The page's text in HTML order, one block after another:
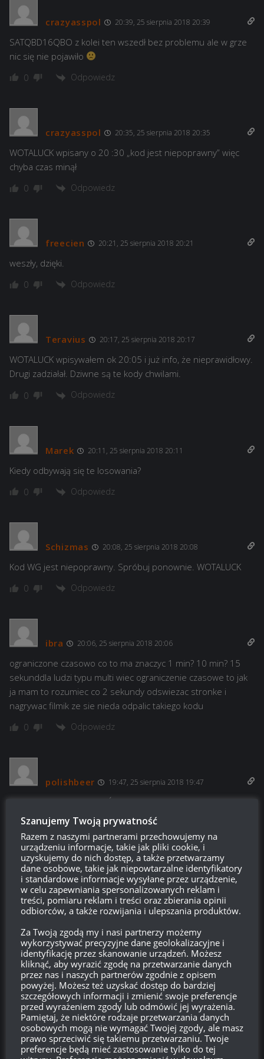
crazyasspol 20:39, 25 sierpnia 2018 20:39
SATQBD16QBO z kolei ten wszedł bez problemu ale w grze
nic się nie pojawiło
0 Odpowiedz
crazyasspol 20:35, 25 sierpnia 2018 20:35
WOTALUCK wpisany o 20 :30 „kod jest niepoprawny” więc
chyba czas minął
0 Odpowiedz
freecien 20:21, 25 sierpnia 2018 20:21
weszły, dzięki.
0 Odpowiedz
Teravius 20:17, 25 sierpnia 2018 20:17
WOTALUCK wpisywałem ok 20:05 i już info, że nieprawidłowy.
Drugi zadziałał. Dziwne są te kody chwilami.
0 Odpowiedz
Marek 20:11, 25 sierpnia 2018 20:11
Kiedy odbywają się te losowania?
0 Odpowiedz
Schizmas 20:08, 25 sierpnia 2018 20:08
Kod WG jest niepoprawny. Spróbuj ponownie. WOTALUCK
0 Odpowiedz
ibra 20:06, 25 sierpnia 2018 20:06
ograniczone czasowo co to ma znaczyc 1 min? 10 min? 15
sekunddla ludzi typu multi wiec ograniczenie czasowe to jak
ja mam to rozumiec co 2 sekundy odswiezac stronke i
nagrywac filmik ze sie nieda odpalic takiego kodu
0 Odpowiedz
polishbeer 19:47, 25 sierpnia 2018 19:47
LUDZIE CZYTAJCIE DO KOŃCA!! OBA KODY WCHODZĄ PO
MIMO KOMUNIKATU O BŁĘDZIE! ADMIN SAM NAPISAŁ NA
KOŃCU CYT. „Ważne: kody bonusowe są ograniczone
czasowo! Pomimo komunikatu o niepowodzeniu i
problemach technicznych na stronie – misja pojawi się w
kliencie!”
0 Odpowiedz
Luk4s 19:47, 25 sierpnia 2018 19:47
WOTALUCK „Nie można zrealizować kodu WG z powodów
technicznych.” natomiast rozumiem że z racji że to kod na
losowanie nie ma możliwości sprawdzenia czy faktycznie
zadziała bo nic nie pojawia się w samej grze.
SATQBD16QBO – kod zadziałał kilkuminutowym opóźnieniem
mimo komunikatu o błędzie
Szanujemy Twoją prywatność
Razem z naszymi partnerami przechowujemy na
urządzeniu informacje, takie jak pliki cookie, i
uzyskujemy do nich dostęp, a także przetwarzamy
dane osobowe, takie jak niepowtarzalne identyfikatory
i standardowe informacje wysyłane przez urządzenie,
w celu zapewniania spersonalizowanych reklam i
treści, pomiaru reklam i treści oraz zbierania opinii
odbiorców, a także rozwijania i ulepszania produktów.
Za Twoją zgodą my i nasi partnerzy możemy
wykorzystywać precyzyjne dane geolokalizacyjne i
identyfikację przez skanowanie urządzeń. Możesz
kliknąć, aby wyrazić zgodę na przetwarzanie danych
przez nas i naszych partnerów zgodnie z opisem
powyżej. Możesz też uzyskać dostęp do bardziej
szczegółowych informacji i zmienić swoje preferencje
przed wyrażeniem zgody lub odmówić jej wyrażenia.
Pamiętaj, że niektóre rodzaje przetwarzania danych
osobowych mogą nie wymagać Twojej zgody, ale masz
prawo sprzeciwić się takiemu przetwarzaniu. Twoje
preferencje będą mieć zastosowanie tylko do tej